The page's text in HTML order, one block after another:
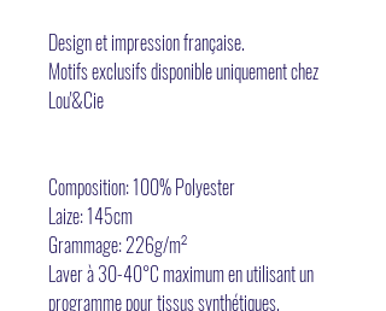
Design et impression française.
Motifs exclusifs disponible uniquement chez
Lou'&Cie
Composition: 100% Polyester
Laize: 145cm
Grammage: 226g/m²
Laver à 30-40°C maximum en utilisant un
programme pour tissus synthétiques.